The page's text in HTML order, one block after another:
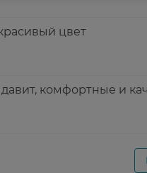
цвет
комфортные и